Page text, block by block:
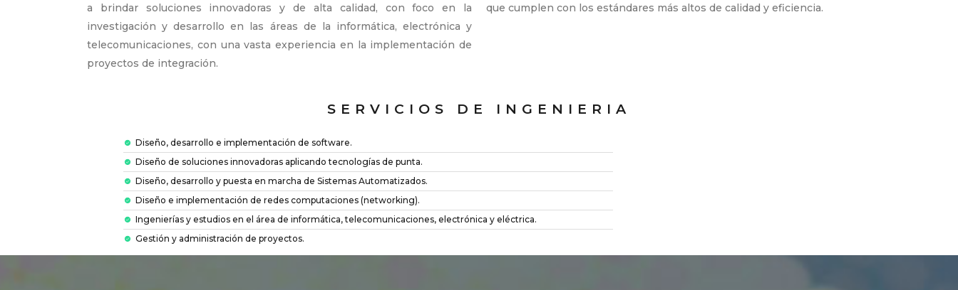
a brindar soluciones innovadoras y de alta calidad, con foco en la
investigación y desarrollo en las áreas de la informática, electrónica y
telecomunicaciones, con una vasta experiencia en la implementación de
proyectos de integración.
que cumplen con los estándares más altos de calidad y eficiencia.
SERVICIOS DE INGENIERIA
Diseño, desarrollo e implementación de software.
Diseño de soluciones innovadoras aplicando tecnologías de punta.
Diseño, desarrollo y puesta en marcha de Sistemas Automatizados.
Diseño e implementación de redes computaciones (networking).
Ingenierías y estudios en el área de informática, telecomunicaciones, electrónica y eléctrica.
Gestión y administración de proyectos.